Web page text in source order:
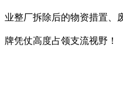
业整厂拆除后的物资措置、
牌凭仗高度占领支流视野！